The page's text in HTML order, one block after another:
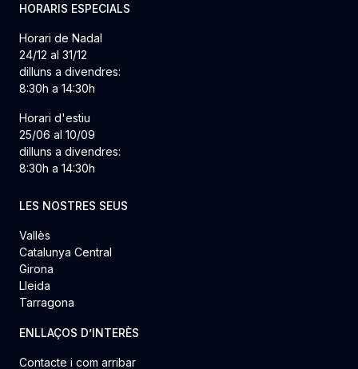
HORARIS ESPECIALS
Horari de Nadal
24/12 al 31/12
dilluns a divendres:
8:30h a 14:30h
Horari d'estiu
25/06 al 10/09
dilluns a divendres:
8:30h a 14:30h
LES NOSTRES SEUS
Vallès
Catalunya Central
Girona
Lleida
Tarragona
ENLLAÇOS D’INTERÈS
Contacte i com arribar